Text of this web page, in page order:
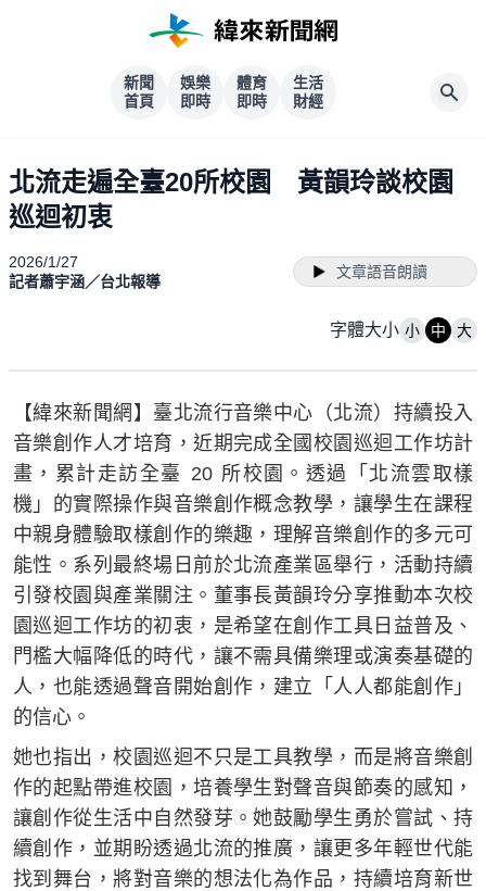
新聞
首頁
娛樂
即時
體育
即時
生活
財經
北流走遍全臺20所校園 黃韻玲談校園
巡迴初衷
2026/1/27
記者蕭宇涵／台北報導
文章語音朗讀
字體大小 小 中 大
【緯來新聞網】臺北流行音樂中心（北流）持續投入
音樂創作人才培育，近期完成全國校園巡迴工作坊計
畫，累計走訪全臺 20 所校園。透過「北流雲取樣
機」的實際操作與音樂創作概念教學，讓學生在課程
中親身體驗取樣創作的樂趣，理解音樂創作的多元可
能性。系列最終場日前於北流產業區舉行，活動持續
引發校園與產業關注。董事長黃韻玲分享推動本次校
園巡迴工作坊的初衷，是希望在創作工具日益普及、
門檻大幅降低的時代，讓不需具備樂理或演奏基礎的
人，也能透過聲音開始創作，建立「人人都能創作」
的信心。
她也指出，校園巡迴不只是工具教學，而是將音樂創
作的起點帶進校園，培養學生對聲音與節奏的感知，
讓創作從生活中自然發芽。她鼓勵學生勇於嘗試、持
續創作，並期盼透過北流的推廣，讓更多年輕世代能
找到舞台，將對音樂的想法化為作品，持續培育新世